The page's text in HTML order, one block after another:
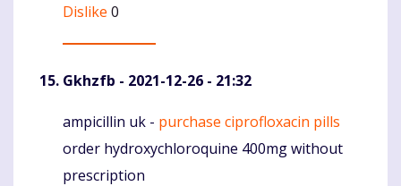
Dislike 0
Gkhzfb - 2021-12-26 - 21:32
Komentaras
ampicillin uk - purchase ciprofloxacin pills
order hydroxychloroquine 400mg without
prescription